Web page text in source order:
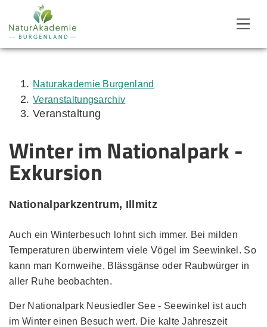
Zum Inhalt
Zum Menü
Zur Suche
Naturakademie Burgenland
Veranstaltungsarchiv
Veranstaltung
Winter im Nationalpark -
Exkursion
Nationalparkzentrum, Illmitz
Auch ein Winterbesuch lohnt sich immer. Bei milden
Temperaturen überwintern viele Vögel im Seewinkel. So
kann man Kornweihe, Blässgänse oder Raubwürger in
aller Ruhe beobachten.
Der Nationalpark Neusiedler See - Seewinkel ist auch
im Winter einen Besuch wert. Die kalte Jahreszeit